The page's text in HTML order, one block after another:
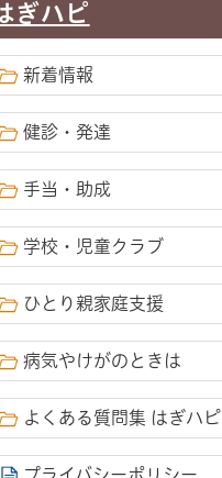
ぎハピ
新着情報
健診・発達
手当・助成
学校・児童クラブ
ひとり親家庭支援
病気やけがのときは
よくある質問集 はぎハピ